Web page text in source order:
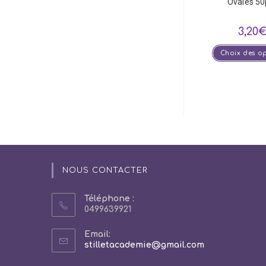
3,20
Choix des
NOUS CONTACTER
Téléphone :
0499639921
Email:
stilletacademie@gmail.comS’ouvre